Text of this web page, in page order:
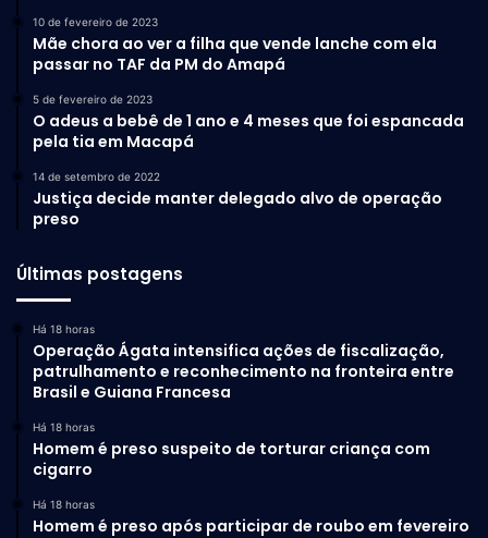
10 de fevereiro de 2023
Mãe chora ao ver a filha que vende lanche com ela
passar no TAF da PM do Amapá
5 de fevereiro de 2023
O adeus a bebê de 1 ano e 4 meses que foi espancada
pela tia em Macapá
14 de setembro de 2022
Justiça decide manter delegado alvo de operação
preso
Últimas postagens
Há 18 horas
Operação Ágata intensifica ações de fiscalização,
patrulhamento e reconhecimento na fronteira entre
Brasil e Guiana Francesa
Há 18 horas
Homem é preso suspeito de torturar criança com
cigarro
Há 18 horas
Homem é preso após participar de roubo em fevereiro